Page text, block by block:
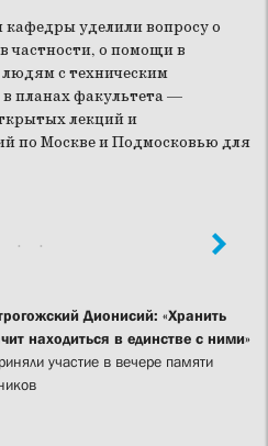
уделили вопросу о
частности, о помощи в
с техническим
планах факультета —
лекций и
по Москве и Подмосковью для
Дионисий: «Хранить
находиться в единстве с ними»
участие в вечере памяти